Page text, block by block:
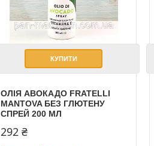
КУПИТИ
ОЛІЯ АВОКАДО FRATELLI
MANTOVA БЕЗ ГЛЮТЕНУ
СПРЕЙ 200 МЛ
292 ₴